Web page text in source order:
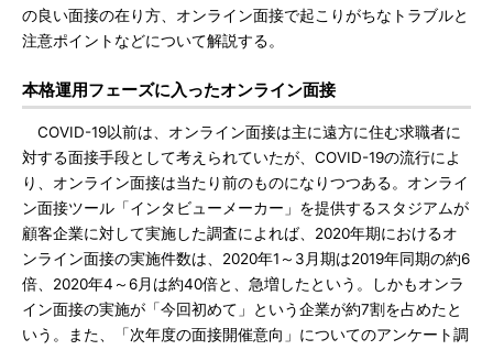
の良い面接の在り方、オンライン面接で起こりがちなトラブルと
注意ポイントなどについて解説する。
本格運用フェーズに入ったオンライン面接
COVID-19以前は、オンライン面接は主に遠方に住む求職者に
対する面接手段として考えられていたが、COVID-19の流行によ
り、オンライン面接は当たり前のものになりつつある。オンライ
ン面接ツール「インタビューメーカー」を提供するスタジアムが
顧客企業に対して実施した調査によれば、2020年期におけるオ
ンライン面接の実施件数は、2020年1～3月期は2019年同期の約6
倍、2020年4～6月は約40倍と、急増したという。しかもオンラ
イン面接の実施が「今回初めて」という企業が約7割を占めたと
いう。また、「次年度の面接開催意向」についてのアンケート調